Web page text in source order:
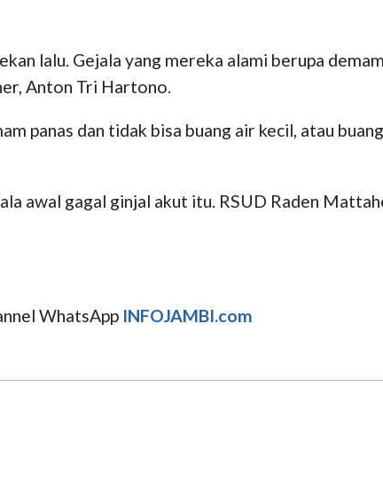
lalu. Gejala yang mereka alami berupa
Anton Tri Hartono.
panas dan tidak bisa buang air kecil, atau
awal gagal ginjal akut itu. RSUD Raden
WhatsApp INFOJAMBI.com